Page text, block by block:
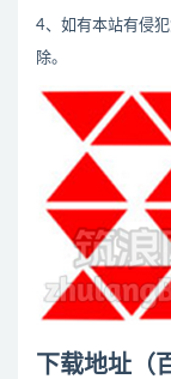
4、如有本站有侵
除。
下载地址（